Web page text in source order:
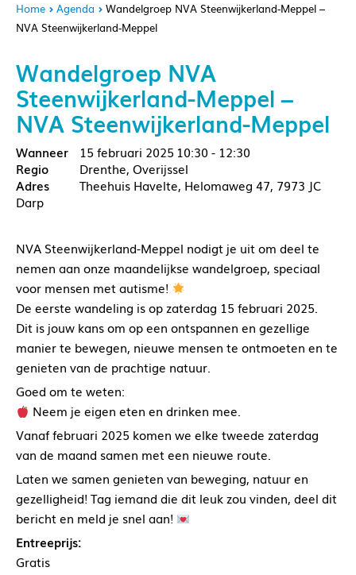
Home Agenda
Wandelgroep NVA Steenwijkerland-Meppel –
NVA Steenwijkerland-Meppel
Wandelgroep NVA
Steenwijkerland-Meppel –
NVA Steenwijkerland-Meppel
15 februari 2025 10:30 - 12:30
Drenthe, Overijssel
Theehuis Havelte, Helomaweg 47, 7973 JC
Darp
NVA Steenwijkerland-Meppel nodigt je uit om deel te
nemen aan onze maandelijkse wandelgroep, speciaal
voor mensen met autisme!
De eerste wandeling is op zaterdag 15 februari 2025.
Dit is jouw kans om op een ontspannen en gezellige
manier te bewegen, nieuwe mensen te ontmoeten en te
genieten van de prachtige natuur.
Goed om te weten:
Neem je eigen eten en drinken mee.
Vanaf februari 2025 komen we elke tweede zaterdag
van de maand samen met een nieuwe route.
Laten we samen genieten van beweging, natuur en
gezelligheid! Tag iemand die dit leuk zou vinden, deel dit
bericht en meld je snel aan!
Entreeprijs:
Gratis